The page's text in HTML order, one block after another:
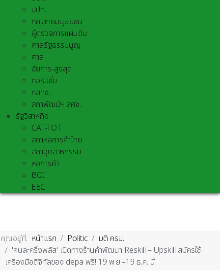
ปปท.
กก.สิทธิมนุษยชน
ผู้ตรวจการแผ่นดิน
ศาลรัฐธรรมนูญ
ศาล
อัยการ-สูงสุด
คอรัปชั่น
กสทช.
สภาพัฒน์ฯ สศช.
รัฐวิสาหกิจ
CAT-TOT
สภาหอการค้าไทย
สภาอุตสาหกรรม
หอการค้า
BOI
EEC
คุณอยู่ที่: หน้าแรก Politic
มติ ครม.
'คนละครึ่งพลัส' เปิดทางร้านค้าพัฒนา Reskill – Upskill สมัครใช้
เครื่องมือดิจิทัลของ depa ฟรี! 19 พ.ย.–19 ธ.ค. นี้